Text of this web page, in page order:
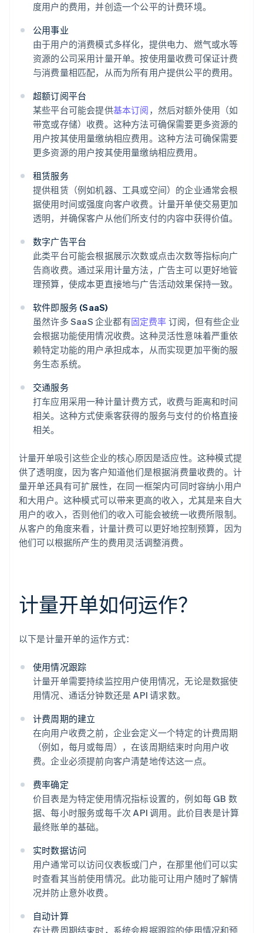
度用户的费用，并创造一个公平的计费环境。
公用事业
由于用户的消费模式多样化，提供电力、燃气或水等
资源的公司采用计量开单。按使用量收费可保证计费
与消费量相匹配，从而为所有用户提供公平的费用。
超额订阅平台
某些平台可能会提供基本订阅 ，然后对额外使用（如
带宽或存储）收费。这种方法可确保需要更多资源的
用户按其使用量缴纳相应费用。这种方法可确保需要
更多资源的用户按其使用量缴纳相应费用。
租赁服务
提供租赁（例如机器、工具或空间）的企业通常会根
据使用时间或强度向客户收费。计量开单使交易更加
透明，并确保客户从他们所支付的内容中获得价值。
数字广告平台
此类平台可能会根据展示次数或点击次数等指标向广
告商收费。通过采用计量方法，广告主可以更好地管
理预算，使成本更直接地与广告活动效果保持一致。
软件即服务 (SaaS)
虽然许多 SaaS 企业都有固定费率 订阅，但有些企业
会根据功能使用情况收费。这种灵活性意味着严重依
赖特定功能的用户承担成本，从而实现更加平衡的服
务生态系统。
交通服务
打车应用采用一种计量计费方式，收费与距离和时间
相关。这种方式使乘客获得的服务与支付的价格直接
相关。
计量开单吸引这些企业的核心原因是适应性。这种模式提
供了透明度，因为客户知道他们是根据消费量收费的。计
量开单还具有可扩展性，在同一框架内可同时容纳小用户
和大用户。这种模式可以带来更高的收入，尤其是来自大
用户的收入，否则他们的收入可能会被统一收费所限制。
从客户的角度来看，计量计费可以更好地控制预算，因为
他们可以根据所产生的费用灵活调整消费。
计量开单如何运作？
以下是计量开单的运作方式：
使用情况跟踪
计量开单需要持续监控用户使用情况，无论是数据使
用情况、通话分钟数还是 API 请求数。
计费周期的建立
在向用户收费之前，企业会定义一个特定的计费周期
（例如，每月或每周），在该周期结束时向用户收
费。企业必须提前向客户清楚地传达这一点。
费率确定
价目表是为特定使用情况指标设置的，例如每 GB 数
据、每小时服务或每千次 API 调用。此价目表是计算
最终账单的基础。
实时数据访问
用户通常可以访问仪表板或门户，在那里他们可以实
时查看其当前使用情况。此功能可让用户随时了解情
况并防止意外收费。
自动计算
在计费周期结束时，系统会根据跟踪的使用情况和预